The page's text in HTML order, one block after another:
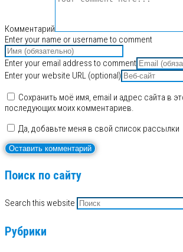
Комментарий
Enter your name or username to comment
Enter your email address to comment
Enter your website URL (optional)
Сохранить моё имя, email и адрес сайта в
последующих моих комментариев.
Да, добавьте меня в свой список рассылки
Поиск по сайту
Search this website
Рубрики